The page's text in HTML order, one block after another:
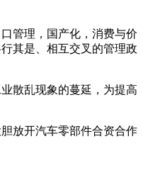
管理，国产化，消费与价
其是、相互交叉的管理政
散乱现象的蔓延，为提高
胆放开汽车零部件合资合作